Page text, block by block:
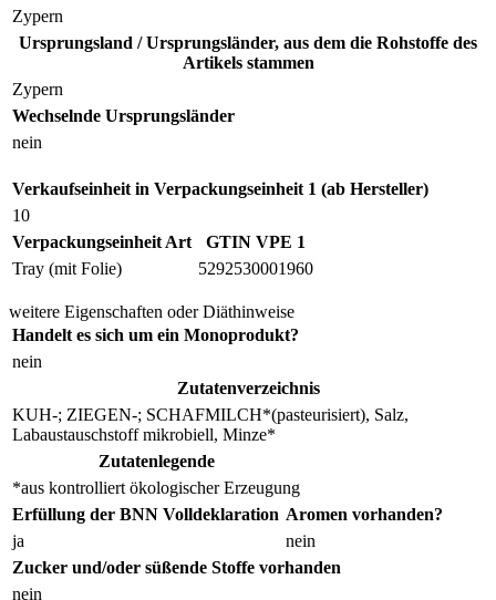
Zypern
Ursprungsland / Ursprungsländer, aus dem die Rohstoffe des
Artikels stammen
Zypern
Wechselnde Ursprungsländer
nein
Verkaufseinheit in Verpackungseinheit 1 (ab Hersteller)
10
Verpackungseinheit Art
Tray (mit Folie)
GTIN VPE 1
5292530001960
weitere Eigenschaften oder Diäthinweise
Handelt es sich um ein Monoprodukt?
nein
Zutatenverzeichnis
KUH-; ZIEGEN-; SCHAFMILCH*(pasteurisiert), Salz,
Labaustauschstoff mikrobiell, Minze*
Zutatenlegende
*aus kontrolliert ökologischer Erzeugung
Erfüllung der BNN Volldeklaration
ja
Aromen vorhanden?
nein
Zucker und/oder süßende Stoffe vorhanden
nein